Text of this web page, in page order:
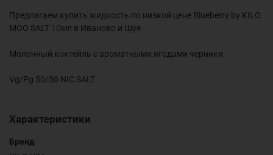
Предлагаем купить жидкость по низкой цене Blueberry by KILO
MOO SALT 10мл в Иваново и Шуе.
Молочный коктейль с ароматными ягодами черники
Vg/Pg 50/50 NIC SALT
Характеристики
Бренд